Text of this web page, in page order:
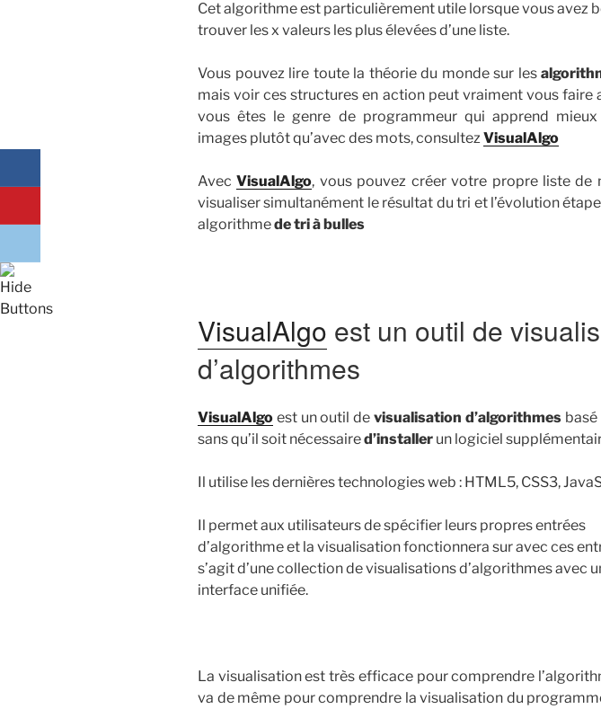
Cet algorithme est particulièrement utile lorsque vous avez
trouver les x valeurs les plus élevées d’une liste.
Vous pouvez lire toute la théorie du monde sur les
mais voir ces structures en action peut vraiment vous faire
vous êtes le genre de programmeur qui apprend
images plutôt qu’avec des mots, consultez VisualAlgo
AvecVisualAlgo, vous pouvez créer votre propre liste de
visualiser simultanément le résultat du tri et l’évolution
algorithmede tri à bulles
VisualAlgo est un outil de
d’algorithmes
VisualAlgo est un outil devisualisation d’algorithmes basé
sans qu’il soit nécessaired’installer un logiciel
Il utilise les dernières technologies web : HTML5, CSS3,
Il permet aux utilisateurs de spécifier leurs propres entrées
d’algorithme et la visualisation fonctionnera sur avec ces
s’agit d’une collection de visualisations d’algorithmes avec
interface unifiée.
La visualisation est très efficace pour comprendre
va de même pour comprendre la visualisation du